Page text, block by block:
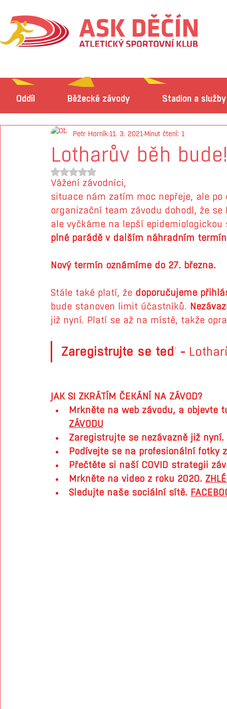
Oddíl Běžecké závody Stadion a služby
Lotharův běh bude!
Petr Horník 11. 3. 2021 Minut čtení: 1
Hodnoceno NaN z 5 hvězdiček.
Vážení závodníci,
situace nám zatím moc nepřeje, ale
organizační team závodu dohodl, že
ale vyčkáme na lepší
plné parádě v dalším náhradním
Nový termín oznámíme do 27. března.
Stále také platí, že doporučujeme
bude stanoven limit účastníků.
již nyní. Platí se až na místě, takže
Zaregistrujte se teď -
JAK SI ZKRÁTÍM ČEKÁNÍ NA ZÁVOD?
Mrkněte na web závodu, a
ZÁVODU
Zaregistrujte se nezávazně již nyní.
Podívejte se na profesionální fotky
Přečtěte si naší COVID strategii
Mrkněte na video z roku 2020.
Sledujte naše sociální sítě.